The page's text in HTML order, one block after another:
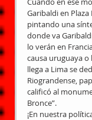
Garibaldi en
pintando una
donde va
lo verán en
causa uruguaya o
llega a Lima se
Riograndense,
calificó al
Bronce”.
¡En nuestra